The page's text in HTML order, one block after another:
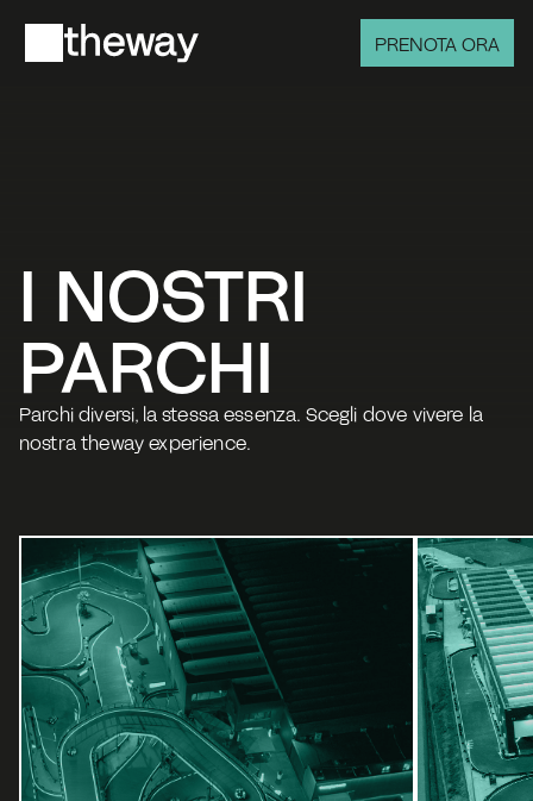
PRENOTA ORA
I NOSTRI
PARCHI
Parchi diversi, la stessa essenza. Scegli dove vivere la
nostra theway experience.